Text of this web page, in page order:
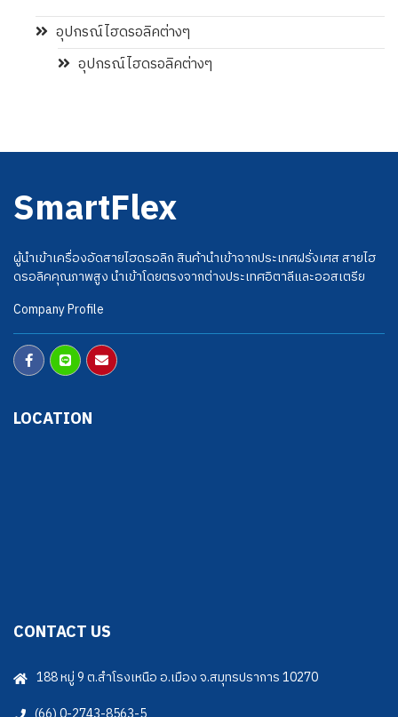
อุปกรณ์ไฮดรอลิคต่างๆ
อุปกรณ์ไฮดรอลิคต่างๆ
SmartFlex
ผู้นำเข้าเครื่องอัดสายไฮดรอลิก สินค้านำเข้าจากประเทศฝรั่งเศส สายไฮ
ดรอลิคคุณภาพสูง นำเข้าโดยตรงจากต่างประเทศอิตาลีและออสเตรีย
Company Profile
LOCATION
CONTACT US
188 หมู่ 9 ต.สำโรงเหนือ อ.เมือง จ.สมุทรปราการ 10270